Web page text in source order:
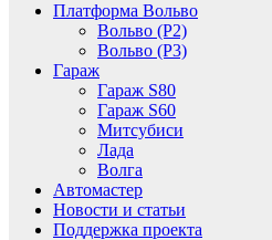
Платформа Вольво
Вольво (P2)
Вольво (P3)
Гараж
Гараж S80
Гараж S60
Митсубиси
Лада
Волга
Автомастер
Новости и статьи
Поддержка проекта